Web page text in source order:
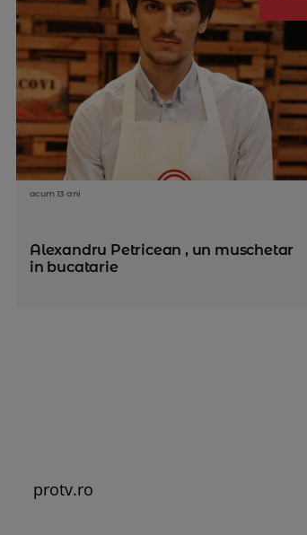
acum 13 ani
Alexandru Petricean , un muschetar
in bucatarie
protv.ro